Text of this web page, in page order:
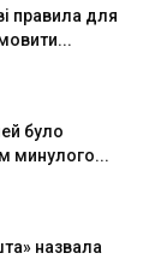
правила для
було
минулого...
назвала